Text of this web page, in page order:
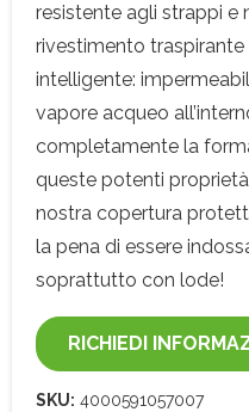
resistente agli strappi e
rivestimento traspirante
intelligente:
vapore acqueo
completamente la
queste potenti proprietà
nostra copertura
la pena di essere
soprattutto con lode!
RICHIEDI
SKU: 4000591057007